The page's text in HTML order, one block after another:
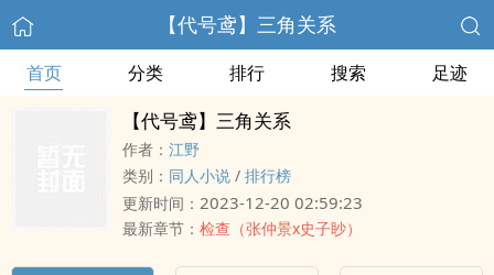
【代号鸢】三角关系
首页 分类 排行 搜索 足迹
【代号鸢】三角关系
作者： 江野
类别： 同人小说 / 排行榜
更新时间： 2023-12-20 02:59:23
最新章节： 检查（张仲景x史子眇）